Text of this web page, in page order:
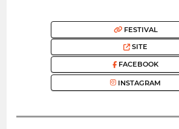
FESTIVAL
SITE
FACEBOOK
INSTAGRAM